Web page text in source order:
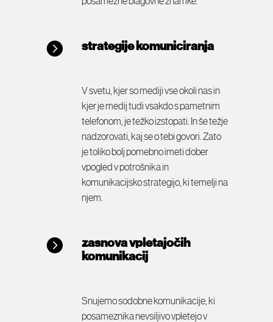
strategije komuniciranja
V svetu, kjer so mediji vse okoli nas in
kjer je medij tudi vsakdo s pametnim
telefonom, je težko izstopati. In še težje
nadzorovati, kaj se o tebi govori. Zato
je toliko bolj pomebno imeti dober
vpogled v potrošnika in
komunikacijsko strategijo, ki temelji na
njem.
zasnova vpletajočih
komunikacij
Snujemo sodobne komunikacije, ki
posameznika nevsiljivo vpletejo v